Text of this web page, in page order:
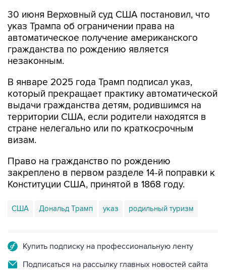
30 июня Верховный суд США постановил, что
указ Трампа об ограничении права на
автоматическое получение американского
гражданства по рождению является
незаконным.
В январе 2025 года Трамп подписал указ,
который прекращает практику автоматической
выдачи гражданства детям, родившимся на
территории США, если родители находятся в
стране нелегально или по краткосрочным
визам.
Право на гражданство по рождению
закреплено в первом разделе 14-й поправки к
Конституции США, принятой в 1868 году.
США Дональд Трамп указ родильный туризм
Купить подписку на профессиональную ленту
Подписаться на рассылку главных новостей сайта